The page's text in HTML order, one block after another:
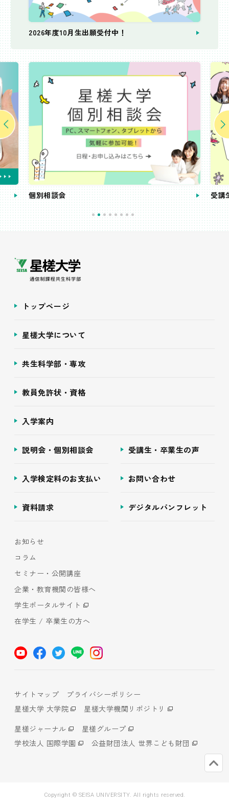
2026年度10月生出願受付中！
個別相談会 受講
トップページ
星槎大学について
共生科学部・専攻
教員免許状・資格
入学案内
説明会・個別相談会 受講生・卒業生の声
入学検定料のお支払い お問い合わせ
資料請求 デジタルパンフレット
お知らせ
コラム
セミナー・公開講座
企業・教育機関の皆様へ
学生ポータルサイト
在学生 / 卒業生の方へ
サイトマップ
プライバシーポリシー
星槎大学 大学院
星槎大学機関リポジトリ
星槎ジャーナル
星槎グループ
学校法人 国際学園
公益財団法人 世界こども財団
Copyright © SEISA UNIVERSITY. All rights reserved.